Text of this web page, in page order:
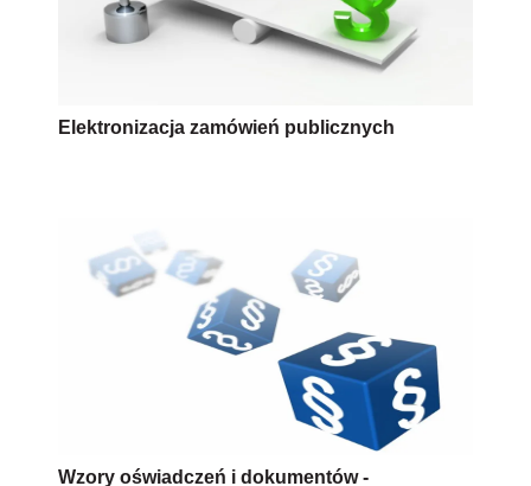
Elektronizacja zamówień publicznych
Wzory oświadczeń i dokumentów -